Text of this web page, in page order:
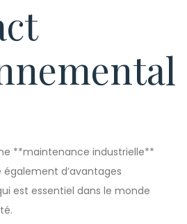
**maintenance industrielle**
d’avantages
est essentiel dans le monde